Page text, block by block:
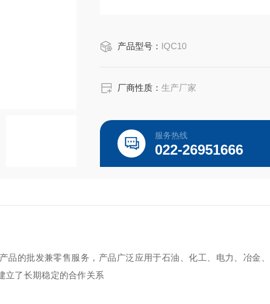
产品型号： IQC10
厂商性质：生产厂家
服务热线
022-26951666
品的批发兼零售服务，产品广泛应用于石油、化工、电力、冶金
立了长期稳定的合作关系